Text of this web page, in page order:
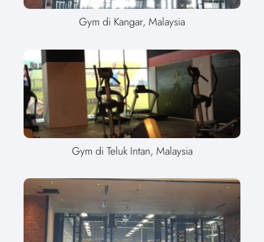
Gym di Kangar, Malaysia
Gym di Teluk Intan, Malaysia